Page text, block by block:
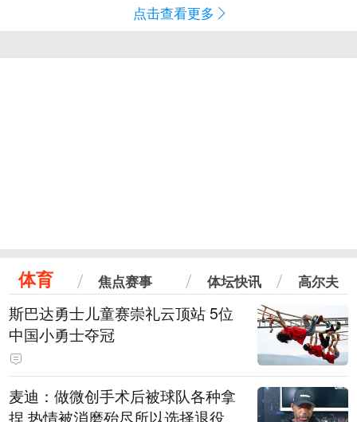
点击查看更多
体育 焦点赛事 体坛快讯 高尔夫
斯巴达勇士儿童赛崇礼云顶站 5位
中国小勇士夺冠
麦迪：做微创手术后被球队各种拿
捏 热情被消磨殆尽所以选择退役